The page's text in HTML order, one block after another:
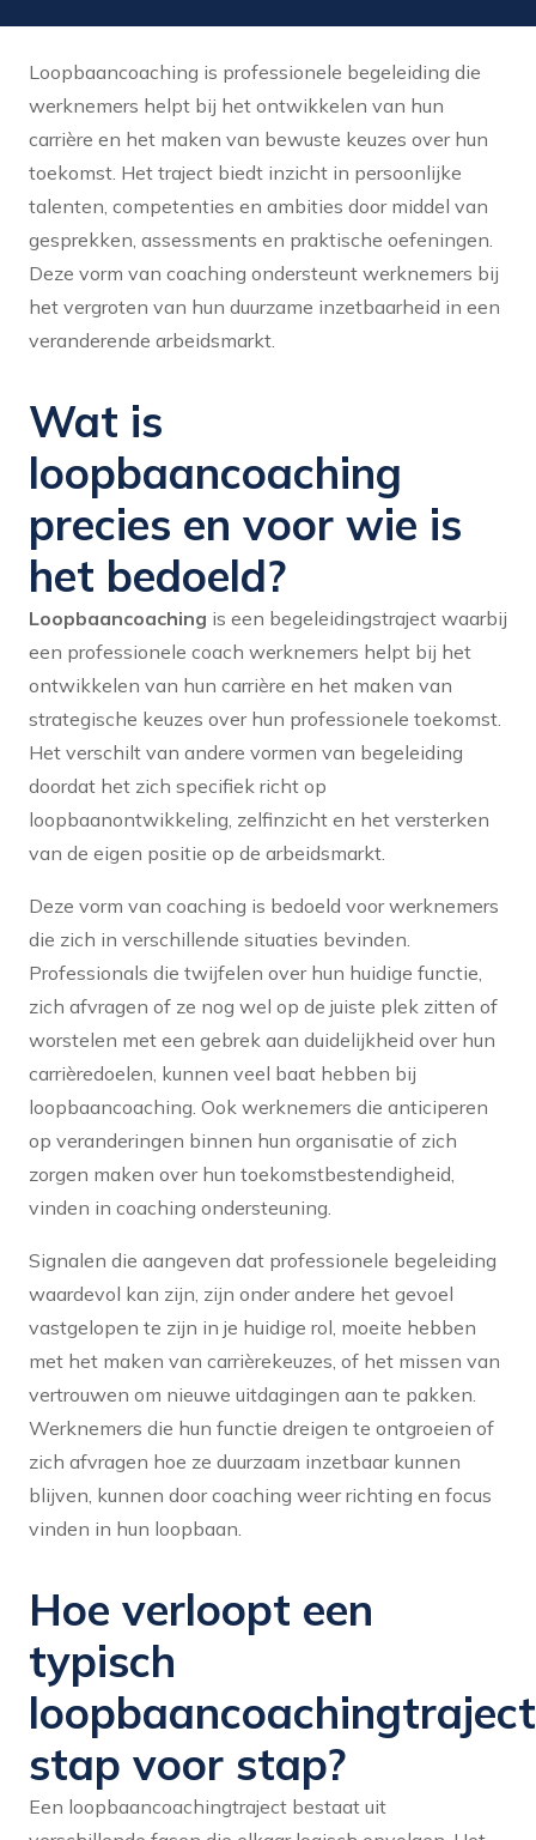
Loopbaancoaching is professionele begeleiding die
werknemers helpt bij het ontwikkelen van hun
carrière en het maken van bewuste keuzes over hun
toekomst. Het traject biedt inzicht in persoonlijke
talenten, competenties en ambities door middel van
gesprekken, assessments en praktische oefeningen.
Deze vorm van coaching ondersteunt werknemers bij
het vergroten van hun duurzame inzetbaarheid in een
veranderende arbeidsmarkt.
Wat is
loopbaancoaching
precies en voor wie is
het bedoeld?
Loopbaancoaching is een begeleidingstraject waarbij
een professionele coach werknemers helpt bij het
ontwikkelen van hun carrière en het maken van
strategische keuzes over hun professionele toekomst.
Het verschilt van andere vormen van begeleiding
doordat het zich specifiek richt op
loopbaanontwikkeling, zelfinzicht en het versterken
van de eigen positie op de arbeidsmarkt.
Deze vorm van coaching is bedoeld voor werknemers
die zich in verschillende situaties bevinden.
Professionals die twijfelen over hun huidige functie,
zich afvragen of ze nog wel op de juiste plek zitten of
worstelen met een gebrek aan duidelijkheid over hun
carrièredoelen, kunnen veel baat hebben bij
loopbaancoaching. Ook werknemers die anticiperen
op veranderingen binnen hun organisatie of zich
zorgen maken over hun toekomstbestendigheid,
vinden in coaching ondersteuning.
Signalen die aangeven dat professionele begeleiding
waardevol kan zijn, zijn onder andere het gevoel
vastgelopen te zijn in je huidige rol, moeite hebben
met het maken van carrièrekeuzes, of het missen van
vertrouwen om nieuwe uitdagingen aan te pakken.
Werknemers die hun functie dreigen te ontgroeien of
zich afvragen hoe ze duurzaam inzetbaar kunnen
blijven, kunnen door coaching weer richting en focus
vinden in hun loopbaan.
Hoe verloopt een
typisch
loopbaancoachingtraject
stap voor stap?
Een loopbaancoachingtraject bestaat uit